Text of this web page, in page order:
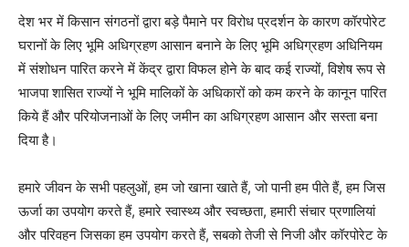
देश भर में किसान संगठनों द्वारा बड़े पैमाने पर विरोध प्रदर्शन के कारण कॉरपोरेट
घरानों के लिए भूमि अधिग्रहण आसान बनाने के लिए भूमि अधिग्रहण अधिनियम
में संशोधन पारित करने में केंद्र द्वारा विफल होने के बाद कई राज्यों, विशेष रूप से
भाजपा शासित राज्यों ने भूमि मालिकों के अधिकारों को कम करने के कानून पारित
किये हैं और परियोजनाओं के लिए जमीन का अधिग्रहण आसान और सस्ता बना
दिया है।
हमारे जीवन के सभी पहलुओं, हम जो खाना खाते हैं, जो पानी हम पीते हैं, हम जिस
ऊर्जा का उपयोग करते हैं, हमारे स्वास्थ्य और स्वच्छता, हमारी संचार प्रणालियां
और परिवहन जिसका हम उपयोग करते हैं, सबको तेजी से निजी और कॉरपोरेट के